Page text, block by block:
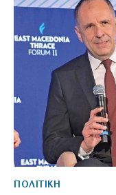
ΠΟΛΙΤΙΚΗ